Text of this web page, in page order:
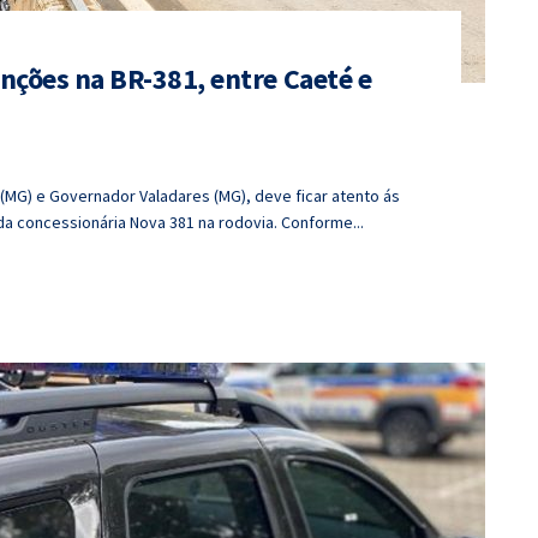
na BR-381, entre Caeté e
e Governador Valadares (MG), deve ficar atento ás
Nova 381 na rodovia. Conforme...